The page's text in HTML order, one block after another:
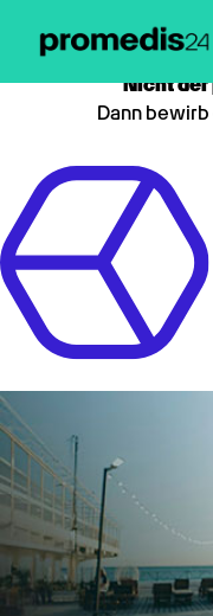
Nicht der
Dann